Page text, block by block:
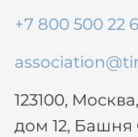
+7 800 500 22
123100,
дом 12,